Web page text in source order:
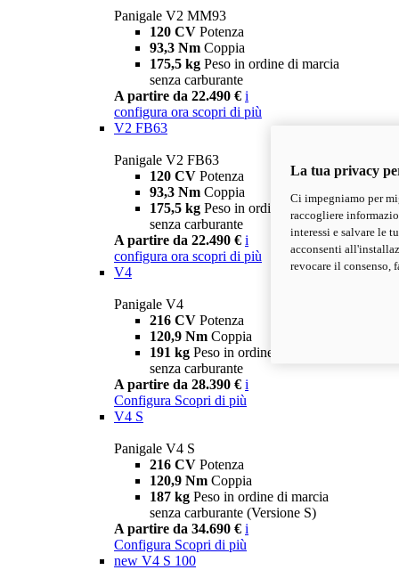
Panigale V2 MM93
120 CV Potenza
93,3 Nm Coppia
175,5 kg Peso in ordine di marcia
senza carburante
A partire da 22.490 € i
configura ora scopri di più
V2 FB63
Panigale V2 FB63
120 CV Potenza
93,3 Nm Coppia
175,5 kg Peso in ordine di marcia
senza carburante
A partire da 22.490 € i
configura ora scopri di più
V4
Panigale V4
216 CV Potenza
120,9 Nm Coppia
191 kg Peso in ordine di marcia
senza carburante
A partire da 28.390 € i
Configura Scopri di più
V4 S
Panigale V4 S
216 CV Potenza
120,9 Nm Coppia
187 kg Peso in ordine di marcia
senza carburante (Versione S)
A partire da 34.690 € i
Configura Scopri di più
new V4 S 100
La tua privacy
Ci impegniamo per
raccogliere
interessi e salvare le
acconsenti
revocare il consenso,